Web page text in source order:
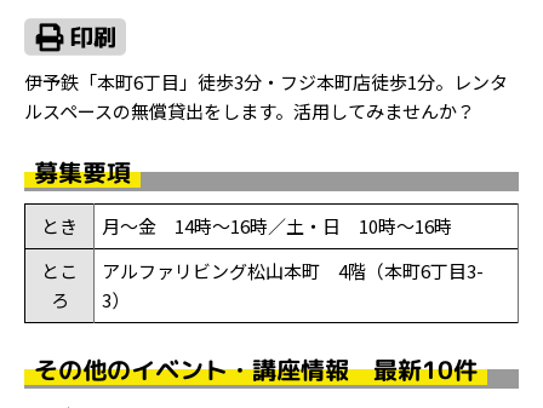
伊予鉄「本町6丁目」徒歩3分・フジ本町店徒歩1分。レンタ
ルスペースの無償貸出をします。活用してみませんか？
募集要項
とき
月～金 14時～16時／土・日 10時～16時
とこ
ろ
アルファリビング松山本町 4階（本町6丁目3-
3）
その他のイベント・講座情報 最新10件